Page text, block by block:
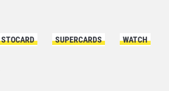
STOCARD SUPERCARDS WATCH